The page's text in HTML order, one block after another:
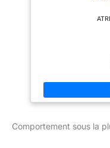
Comportement sous la